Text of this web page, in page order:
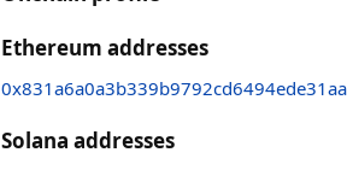
Ethereum addresses
Solana addresses